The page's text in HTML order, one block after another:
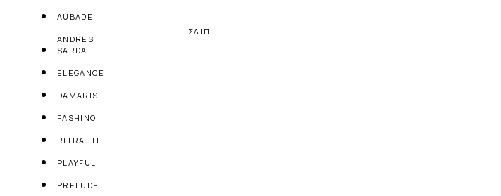
AUBADE
ANDRES
SARDA
ELEGANCE
DAMARIS
FASHINO
RITRATTI
PLAYFUL
PRELUDE
ΣΛΙΠ